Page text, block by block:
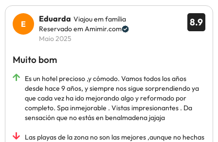
8.9
Eduarda Viajou em família
Reservado em Amimir.com
Maio 2025
Muito bom
Es un hotel precioso ,y cómodo. Vamos todos los años
desde hace 9 años, y siempre nos sigue sorprendiendo ya
que cada vez ha ido mejorando algo y reformado por
completo. Spa inmejorable . Vistas impresionantes . Da
sensación que no estás en benalmadena jajaja
Las playas de la zona no son las mejores ,aunque no hechas